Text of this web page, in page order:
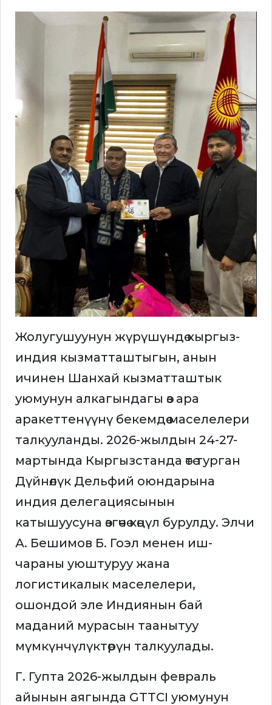
Жолугушуунун жүрүшүндө кыргыз-
индия кызматташтыгын, анын
ичинен Шанхай кызматташтык
уюмунун алкагындагы өз ара
аракеттенүүнү бекемдөө маселелери
талкууланды. 2026-жылдын 24-27-
мартында Кыргызстанда өтө турган
Дүйнөлүк Дельфий оюндарына
индия делегациясынын
катышуусуна өзгөчө көңүл бурулду. Элчи
А. Бешимов Б. Гоэл менен иш-
чараны уюштуруу жана
логистикалык маселелери,
ошондой эле Индиянын бай
маданий мурасын таанытуу
мүмкүнчүлүктөрүн талкуулады.
Г. Гупта 2026-жылдын февраль
айынын аягында GTTCI уюмунун